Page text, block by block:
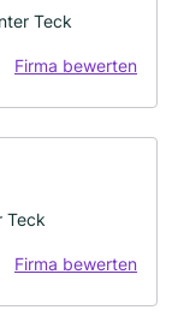
Teck
Firma bewerten
Teck
Firma bewerten